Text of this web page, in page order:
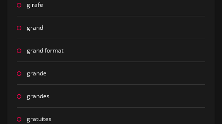
girafe
grand
grand format
grande
grandes
gratuites